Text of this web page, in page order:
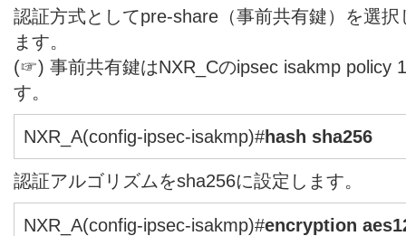
認証方式としてpre-share（事前共有鍵）を選
ます。
(☞) 事前共有鍵はNXR_Cのipsec isakmp policy
す。
NXR_A(config-ipsec-isakmp)#hash sha256
認証アルゴリズムをsha256に設定します。
NXR_A(config-ipsec-isakmp)#encryption